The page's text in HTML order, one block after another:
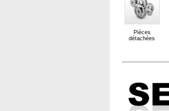
Pièces
détachées